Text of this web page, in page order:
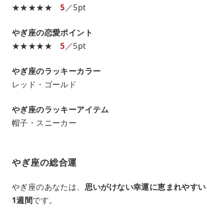
★★★★★5／5pt
やぎ座の恋愛ポイント
★★★★★5／5pt
やぎ座のラッキーカラー
レッド・ゴールド
やぎ座のラッキーアイテム
帽子・スニーカー
やぎ座の総合運
やぎ座のあなたは、 思いがけない幸運に恵まれやすい
1週間です。